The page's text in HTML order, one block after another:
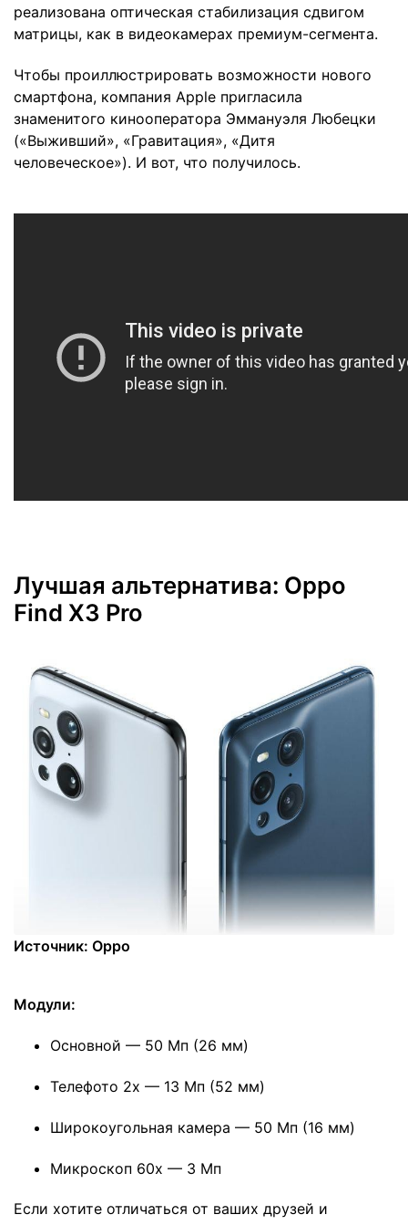
реализована оптическая стабилизация сдвигом
матрицы, как в видеокамерах премиум-сегмента.
Чтобы проиллюстрировать возможности нового
смартфона, компания Apple пригласила
знаменитого кинооператора Эммануэля Любецки
(«Выживший», «Гравитация», «Дитя
человеческое»). И вот, что получилось.
Лучшая альтернатива: Oppo
Find X3 Pro
Источник: Oppo
Модули:
Основной — 50 Мп (26 мм)
Телефото 2х — 13 Мп (52 мм)
Широкоугольная камера — 50 Мп (16 мм)
Микроскоп 60х — 3 Мп
Если хотите отличаться от ваших друзей и